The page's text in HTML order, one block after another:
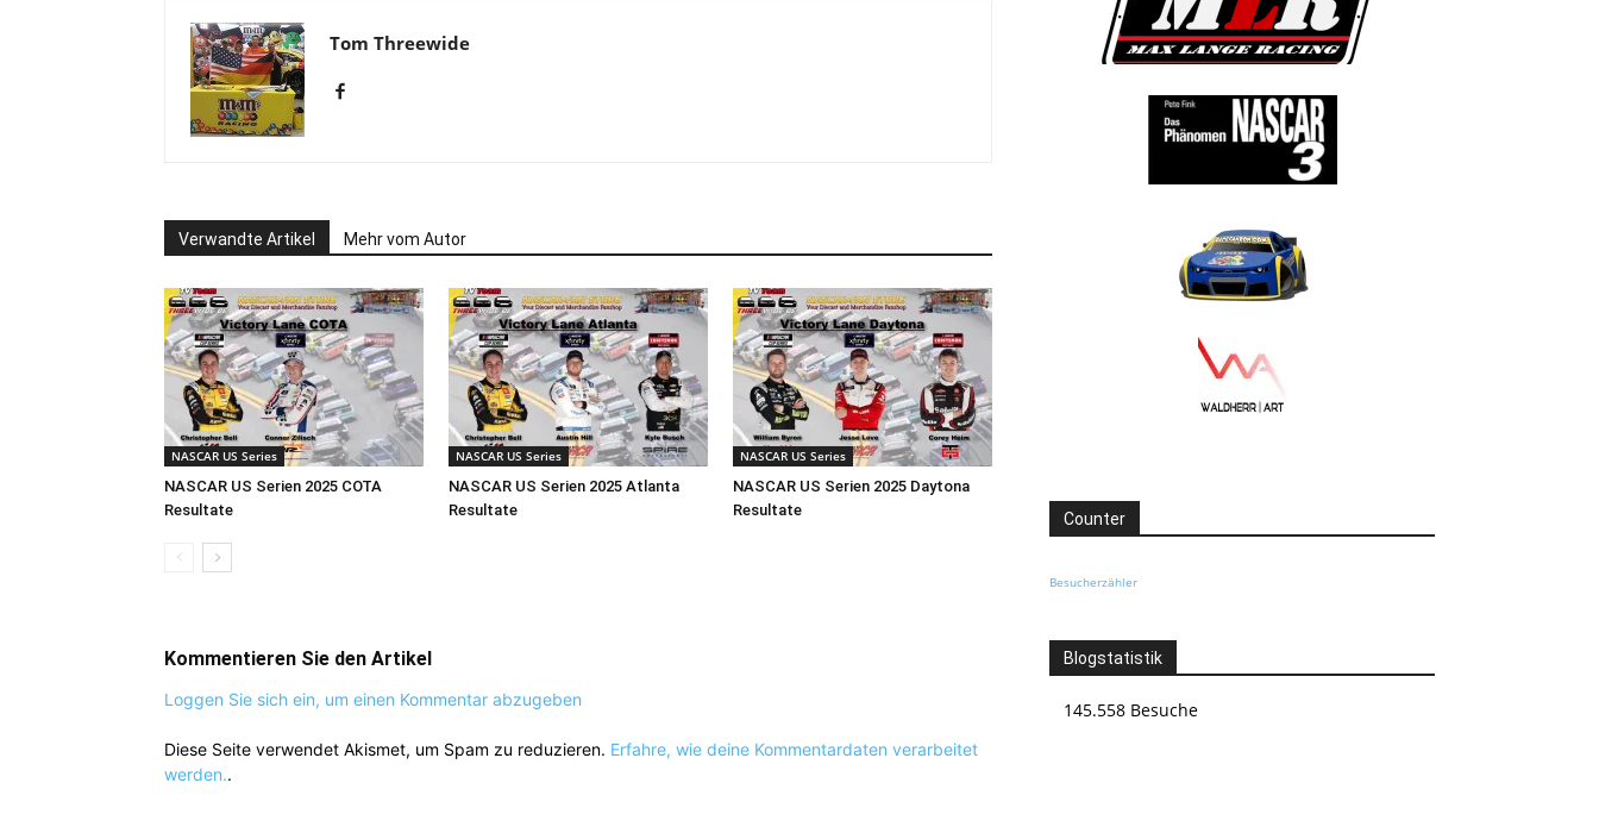
Tom Threewide
Verwandte Artikel Mehr vom Autor
NASCAR US Series
NASCAR US Serien 2025 COTA
Resultate
NASCAR US Series
NASCAR US Serien 2025 Atlanta
Resultate
NASCAR US Series
NASCAR US Serien 2025 Daytona
Resultate
Kommentieren Sie den Artikel
Loggen Sie sich ein, um einen Kommentar abzugeben
Diese Seite verwendet Akismet, um Spam zu reduzieren. Erfahre, wie deine Kommentardaten verarbeitet
werden..
Counter
Besucherzähler
Blogstatistik
145.558 Besuche